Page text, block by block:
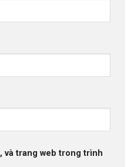
và trang web trong trình